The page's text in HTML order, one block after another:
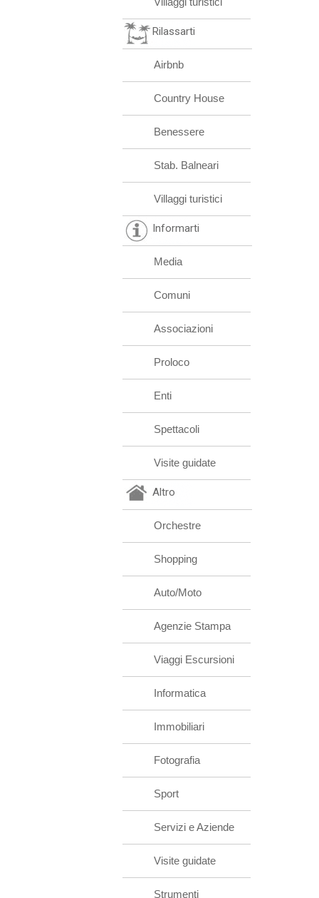
Rilassarti
Airbnb
Country House
Benessere
Stab. Balneari
Villaggi turistici
Informarti
Media
Comuni
Associazioni
Proloco
Enti
Spettacoli
Visite guidate
Altro
Orchestre
Shopping
Auto/Moto
Agenzie Stampa
Viaggi Escursioni
Informatica
Immobiliari
Fotografia
Sport
Servizi e Aziende
Visite guidate
Strumenti